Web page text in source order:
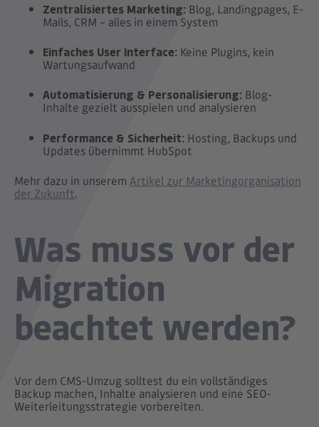
Zentralisiertes Marketing: Blog, Landingpages, E-
Mails, CRM – alles in einem System
Einfaches User Interface: Keine Plugins, kein
Wartungsaufwand
Automatisierung & Personalisierung: Blog-
Inhalte gezielt ausspielen und analysieren
Performance & Sicherheit: Hosting, Backups und
Updates übernimmt HubSpot
Mehr dazu in unserem Artikel zur Marketingorganisation
der Zukunft.
Was muss vor der
Migration
beachtet werden?
Vor dem CMS-Umzug solltest du ein vollständiges
Backup machen, Inhalte analysieren und eine SEO-
Weiterleitungsstrategie vorbereiten.